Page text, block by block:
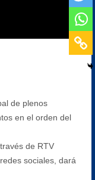
de plenos
en el orden del
de RTV
sociales, dará